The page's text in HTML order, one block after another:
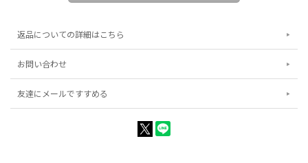
返品についての詳細はこちら
お問い合わせ
友達にメールですすめる